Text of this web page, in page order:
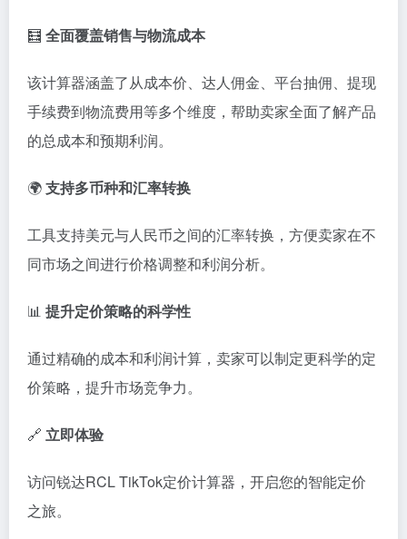
🧮 全面覆盖销售与物流成本
该计算器涵盖了从成本价、 达人佣金、 平台抽佣、 提现
手续费到物流费用等多个维度， 帮助卖家全面了解产品
的总成本和预期利润。
🌍支持多币种和汇率转换
工具支持美元与人民币之间的汇率转换， 方便卖家在不
同市场之间进行价格调整和利润分析。
📊 提升定价策略的科学性
通过精确的成本和利润计算， 卖家可以制定更科学的定
价策略， 提升市场竞争力。
🔗 立即体验
访问锐达RCLTikTok定价计算器， 开启您的智能定价
之旅。